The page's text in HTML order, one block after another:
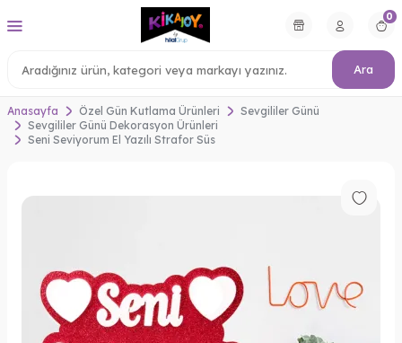
Ara
0
Anasayfa Özel Gün Kutlama Ürünleri
Sevgililer Günü
Sevgililer Günü Dekorasyon Ürünleri
Seni Seviyorum El Yazılı Strafor Süs